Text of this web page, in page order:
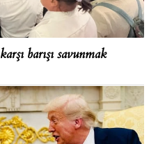
barışı savunmak